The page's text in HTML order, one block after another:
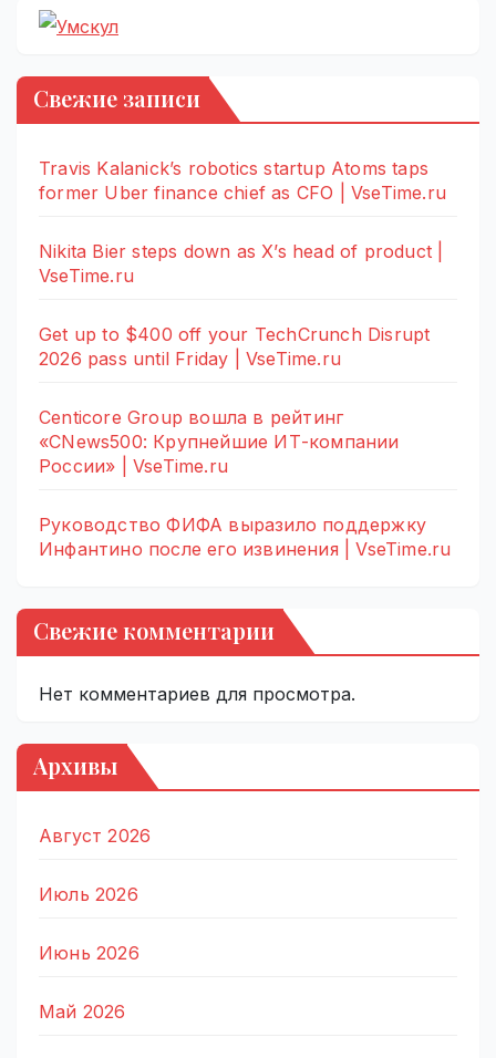
Свежие записи
Travis Kalanick’s robotics startup Atoms taps
former Uber finance chief as CFO | VseTime.ru
Nikita Bier steps down as X’s head of product |
VseTime.ru
Get up to $400 off your TechCrunch Disrupt
2026 pass until Friday | VseTime.ru
Centicore Group вошла в рейтинг
«CNews500: Крупнейшие ИТ-компании
России» | VseTime.ru
Руководство ФИФА выразило поддержку
Инфантино после его извинения | VseTime.ru
Свежие комментарии
Нет комментариев для просмотра.
Архивы
Август 2026
Июль 2026
Июнь 2026
Май 2026